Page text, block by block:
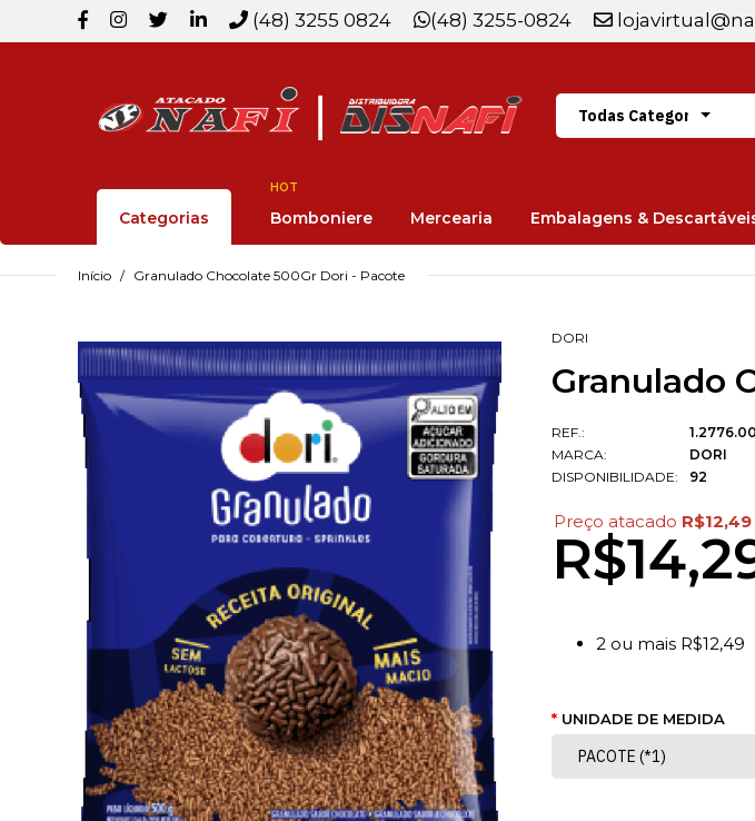
(48) 3255 0824 (48) 3255-0824
Categorias Bomboniere
HOT
Mercearia Embalagens &
Início Granulado Chocolate 500Gr Dori - Pacote
DORI
Granulado
REF.:
MARCA:
DISPONIBILIDADE:
DORI
92
Preço atacado R$12,49
2 ou mais R$12,49
UNIDADE DE MEDIDA